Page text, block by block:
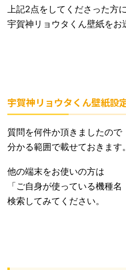
上記2点をしてくださった方
宇賀神リョウタくん壁紙をお
宇賀神リョウタくん壁紙設
質問を何件か頂きましたので
分かる範囲で載せておきます。
他の端末をお使いの方は
「ご自身が使っている機
検索してみてください。